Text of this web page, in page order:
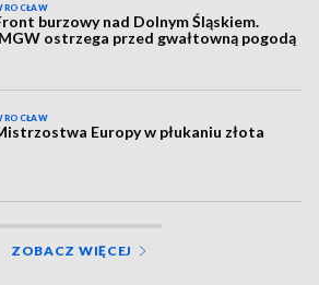
burzowy nad Dolnym Śląskiem.
ostrzega przed gwałtowną pogodą
Europy w płukaniu złota
ZOBACZ WIĘCEJ